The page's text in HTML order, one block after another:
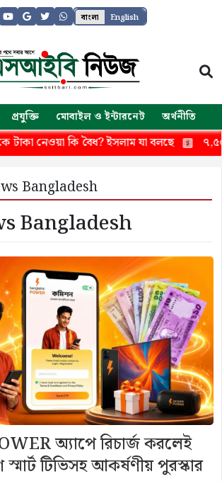
বাংলা English
প্রযুক্তি মোবাইল ও ইন্টারনেট অর্থনীতি
নেওয়া কি বৈধ? ইসলাম যা বলছে ৭,৫০০
Bangladesh
Bangladesh
অ্যাপে রিচার্জ করলেই
টিভিসহ আকর্ষণীয় পুরস্কার